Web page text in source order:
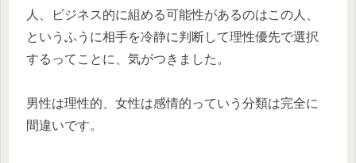
人、ビジネス的に組める可能性があるのはこの人、
というふうに相手を冷静に判断して理性優先で選択
するってことに、気がつきました。
男性は理性的、女性は感情的っていう分類は完全に
間違いです。